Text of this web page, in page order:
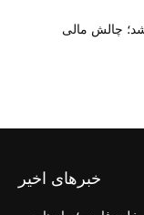
چالش مالی
خبرهای اخیر